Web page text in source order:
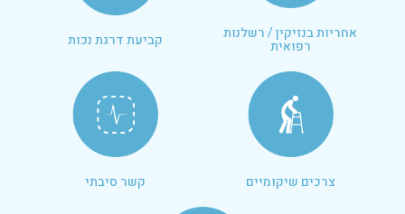
אחריות בנזיקין / רשלנות
רפואית קביעת דרגת נכות
צרכים שיקומיים קשר סיבתי